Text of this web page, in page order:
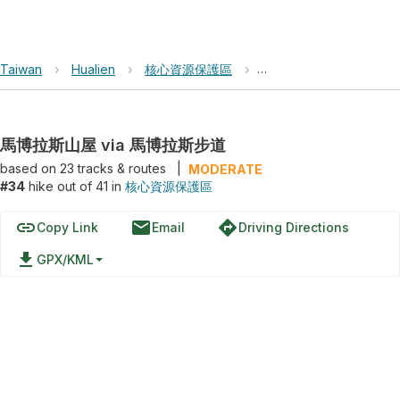
Taiwan › Hualien › 核心資源保護區 › 馬博拉斯山屋 via 馬博
馬博拉斯山屋 via 馬博拉斯步道
based on 23tracks & routes
MODERATE
#34 hike out of 41 in 核心資源保護區
linkCopy Link emailEmail directionsDriving Directions
file_download GPX/KML